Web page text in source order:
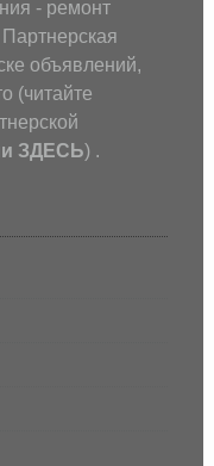
- ремонт
объявлений,
(читайте
ЗДЕСЬ) .